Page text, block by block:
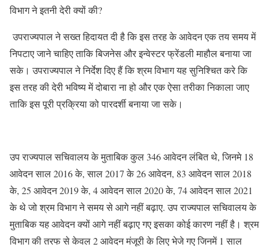
विभाग ने इतनी देरी क्यों की?
उपराज्यपाल ने सख्त हिदायत दी है कि इस तरह के आवेदन एक तय समय में
निपटाए जाने चाहिए ताकि बिजनेस और इन्वेस्टर फ्रेंडली माहौल बनाया जा
सके। उपराज्यपाल ने निर्देश दिए हैं कि श्रम विभाग यह सुनिश्चित करे कि
इस तरह की देरी भविष्य में दोबारा ना हो और एक ऐसा तरीका निकाला जाए
ताकि इस पूरी प्रक्रिया को पारदर्शी बनाया जा सके।
उप राज्यपाल सचिवालय के मुताबिक कुल 346 आवेदन लंबित थे, जिनमे 18
आवेदन साल 2016 के, साल 2017 के 26 आवेदन, 83 आवेदन साल 2018
के, 25 आवेदन 2019 के, 4 आवेदन साल 2020 के, 74 आवेदन साल 2021
के थे जो श्रम विभाग ने समय से आगे नहीं बढ़ाए. उप राज्यपाल सचिवालय के
मुताबिक यह आवेदन क्यों आगे नहीं बढ़ाए गए इसका कोई कारण नहीं है। श्रम
विभाग की तरफ से केवल 2 आवेदन मंजूरी के लिए भेजे गए जिनमें 1 साल